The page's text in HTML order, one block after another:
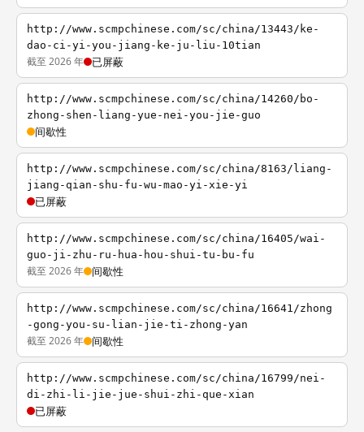
http://www.scmpchinese.com/sc/china/13443/ke-
dao-ci-yi-you-jiang-ke-ju-liu-10tian
截至 2026 年 已屏蔽
http://www.scmpchinese.com/sc/china/14260/bo-
zhong-shen-liang-yue-nei-you-jie-guo
间歇性
http://www.scmpchinese.com/sc/china/8163/liang-
jiang-qian-shu-fu-wu-mao-yi-xie-yi
已屏蔽
http://www.scmpchinese.com/sc/china/16405/wai-
guo-ji-zhu-ru-hua-hou-shui-tu-bu-fu
截至 2026 年 间歇性
http://www.scmpchinese.com/sc/china/16641/zhong
-gong-you-su-lian-jie-ti-zhong-yan
截至 2026 年 间歇性
http://www.scmpchinese.com/sc/china/16799/nei-
di-zhi-li-jie-jue-shui-zhi-que-xian
已屏蔽